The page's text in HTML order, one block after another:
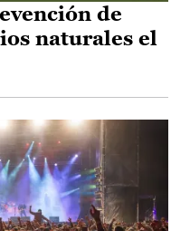
de
naturales el